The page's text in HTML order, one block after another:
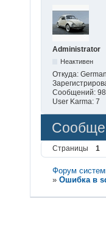
Administrator
Неактивен
Откуда:
Сообщений:
User Karma: 7
Страницы 1
Форум
»Ошибка в